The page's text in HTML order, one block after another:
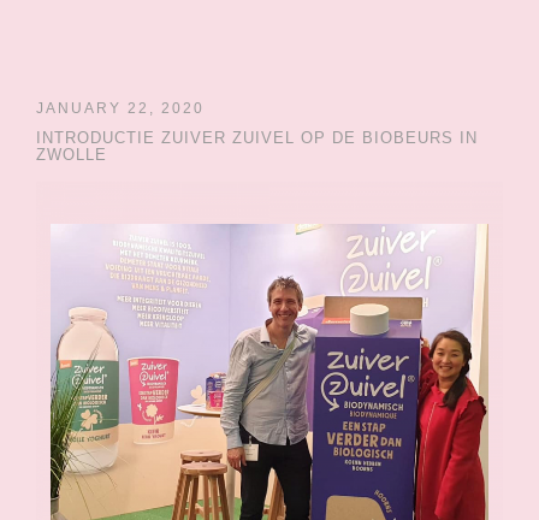
JANUARY 22, 2020
INTRODUCTIE ZUIVER ZUIVEL OP DE BIOBEURS IN
ZWOLLE